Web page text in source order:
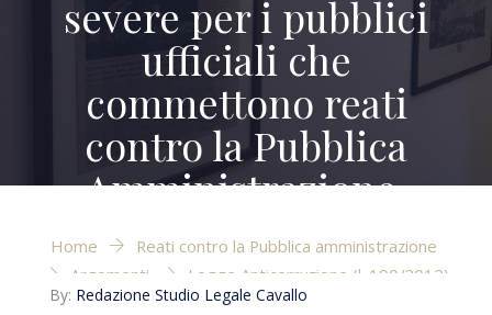
severe per i pubblici
ufficiali che
commettono reati
contro la Pubblica
Amministrazione.
Home
Reati contro la Pubblica amministrazione
Argomenti
Legge Anticorruzione (l. 190/2012)
IL D.D.L. ANTICORRUZIONE E’ LEGGE: pene più
By: Redazione Studio Legale Cavallo